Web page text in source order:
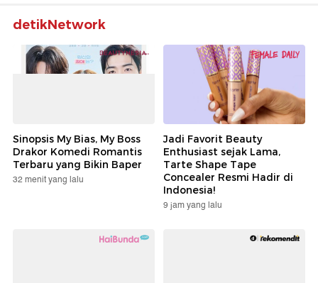
detikNetwork
Sinopsis My Bias, My Boss
Drakor Komedi Romantis
Terbaru yang Bikin Baper
32 menit yang lalu
Jadi Favorit Beauty
Enthusiast sejak Lama,
Tarte Shape Tape
Concealer Resmi Hadir di
Indonesia!
9 jam yang lalu